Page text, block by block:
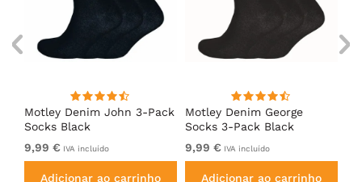
Motley Denim John 3-Pack
Socks Black
9,99 € IVA incluído
Adicionar ao carrinho
Motley Denim George
Socks 3-Pack Black
9,99 € IVA incluído
Adicionar ao carrinho